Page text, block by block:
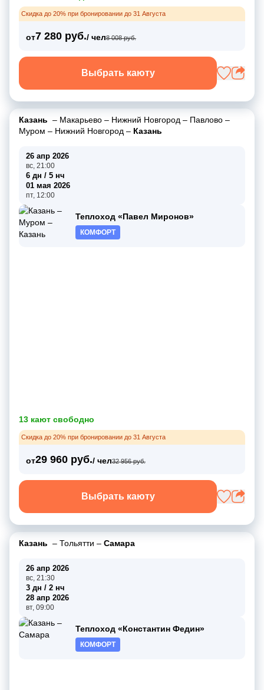
Скидка до 20% при бронировании до 31 Августа
от7 280 руб./ чел8 008 руб.
Выбрать каюту
Казань – Макарьево – Нижний Новгород – Павлово –
Муром – Нижний Новгород – Казань
26 апр 2026
вс, 21:00
6 дн / 5 нч
01 мая 2026
пт, 12:00
Теплоход «Павел Миронов»
КОМФОРТ
13 кают свободно
Скидка до 20% при бронировании до 31 Августа
от29 960 руб./ чел32 956 руб.
Выбрать каюту
Казань – Тольятти – Самара
26 апр 2026
вс, 21:30
3 дн / 2 нч
28 апр 2026
вт, 09:00
Теплоход «Константин Федин»
КОМФОРТ